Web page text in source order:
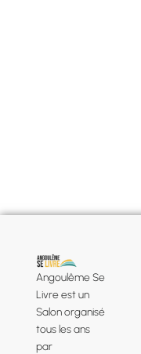
Angoulême Se
Livre est un
Salon organisé
tous les ans
par